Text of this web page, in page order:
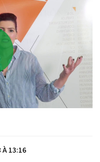
À 13:16